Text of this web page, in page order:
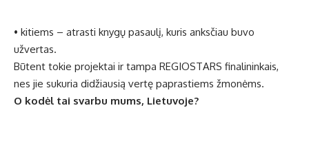
• kitiems – atrasti knygų pasaulį, kuris anksčiau buvo
užvertas.
Būtent tokie projektai ir tampa REGIOSTARS finalininkais,
nes jie sukuria didžiausią vertę paprastiems žmonėms.
O kodėl tai svarbu mums, Lietuvoje?